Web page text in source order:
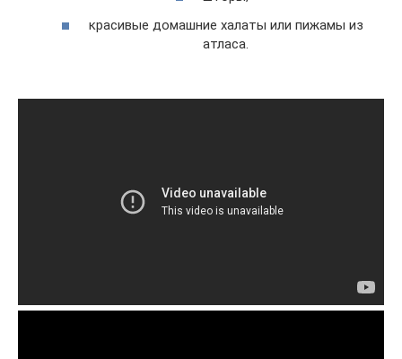
красивые домашние халаты или пижамы из
атласа.